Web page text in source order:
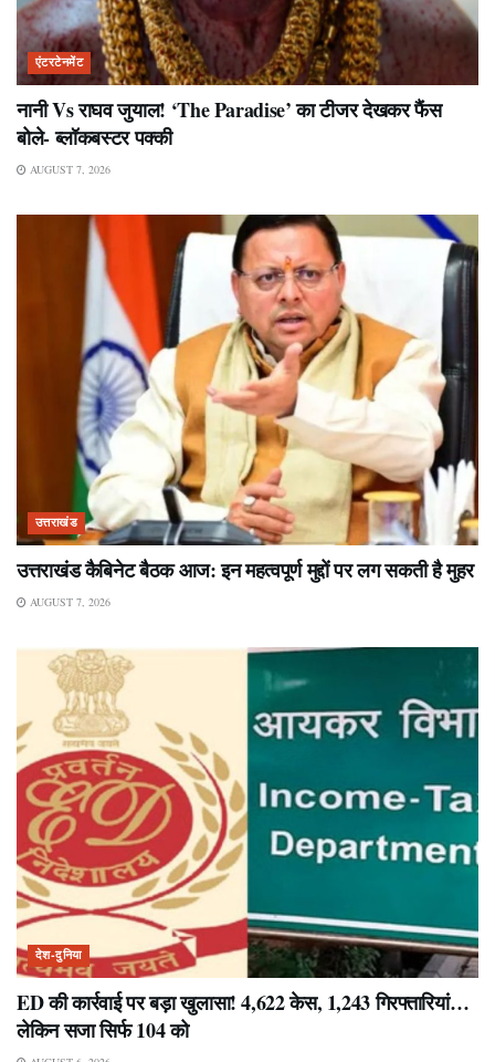
एंटरटेनमेंट
नानी Vs राघव जुयाल! ‘The Paradise’ का टीजर देखकर फैंस
बोले- ब्लॉकबस्टर पक्की
AUGUST 7, 2026
उत्तराखंड
उत्तराखंड कैबिनेट बैठक आज: इन महत्वपूर्ण मुद्दों पर लग सकती है मुहर
AUGUST 7, 2026
देश-दुनिया
ED की कार्रवाई पर बड़ा खुलासा! 4,622 केस, 1,243 गिरफ्तारियां…
लेकिन सजा सिर्फ 104 को